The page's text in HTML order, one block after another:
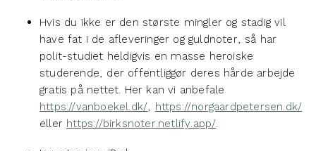
Hvis du ikke er den største mingler og stadig vil
have fat i de afleveringer og guldnoter, så har
polit-studiet heldigvis en masse heroiske
studerende, der offentliggør deres hårde arbejde
gratis på nettet. Her kan vi anbefale
https://vanboekel.dk/, https://norgaardpetersen.dk/
eller https://birksnoter.netlify.app/.